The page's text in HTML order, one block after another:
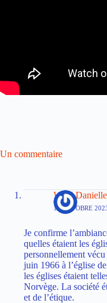
Un commentaire
Wahl Danielle
11 OCTOBRE
Je confirme
quelles étaient les
personnellement
juin 1966 à l’église
les églises étaient
Norvège. La société
et de l’étique.